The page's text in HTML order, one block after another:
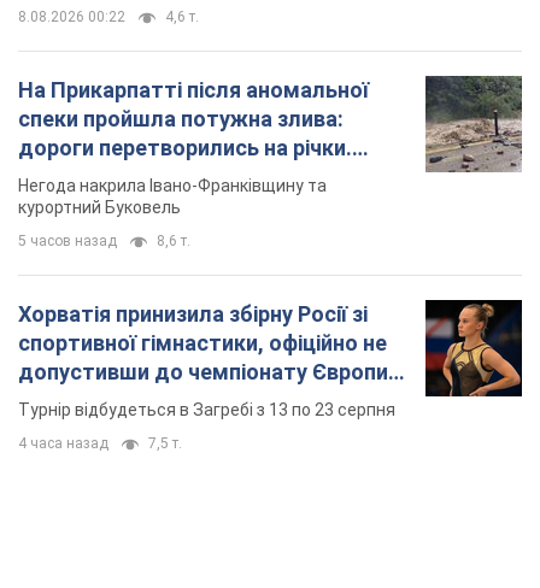
8.08.2026 00:22 4,6 т.
На Прикарпатті після аномальної
спеки пройшла потужна злива:
дороги перетворились на річки.
Відео
Негода накрила Івано-Франківщину та
курортний Буковель
5 часов назад 8,6 т.
Хорватія принизила збірну Росії зі
спортивної гімнастики, офіційно не
допустивши до чемпіонату Європи
основних спортсменів
Турнір відбудеться в Загребі з 13 по 23 серпня
4 часа назад 7,5 т.